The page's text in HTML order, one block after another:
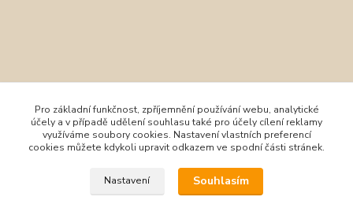
Pro základní funkčnost, zpříjemnění používání webu, analytické
účely a v případě udělení souhlasu také pro účely cílení reklamy
využíváme soubory cookies. Nastavení vlastních preferencí
cookies můžete kdykoli upravit odkazem ve spodní části stránek.
Nastavení Souhlasím